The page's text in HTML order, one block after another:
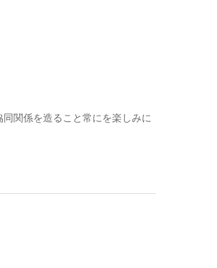
関係を造ること常にを楽しみに